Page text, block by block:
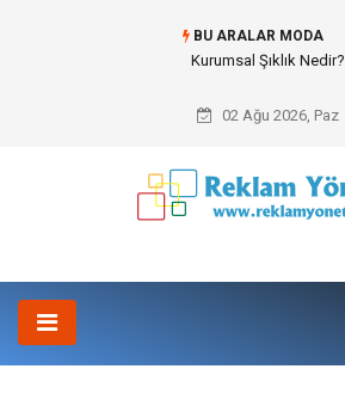
BU ARALAR MODA
Kurumsal Şıklık Nedir?
02 Ağu 2026, Paz